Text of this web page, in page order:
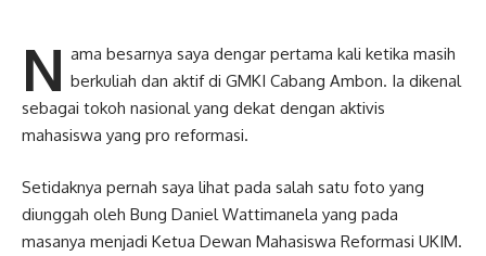
N ama besarnya saya dengar pertama kali ketika masih
berkuliah dan aktif di GMKI Cabang Ambon. Ia dikenal
sebagai tokoh nasional yang dekat dengan aktivis
mahasiswa yang pro reformasi.
Setidaknya pernah saya lihat pada salah satu foto yang
diunggah oleh Bung Daniel Wattimanela yang pada
masanya menjadi Ketua Dewan Mahasiswa Reformasi UKIM.